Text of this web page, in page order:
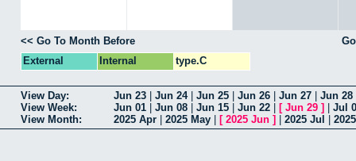
<< Go To Month Before
External
Internal type.C
View Day: Jun 23 Jun 24| Jun 25 Jun 26 Jun 27 Jun 28
View Week:
Jun 01 Jun 08 Jun 15 Jun 22 [ Jun 29 ]
Jul
View Month:
2025 Apr 2025 May [ 2025 Jun ] 2025 Jul